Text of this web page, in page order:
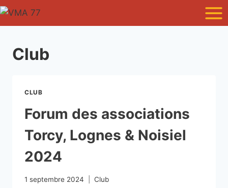
Club
CLUB
Forum des associations
Torcy, Lognes & Noisiel
2024
1 septembre 2024 Club